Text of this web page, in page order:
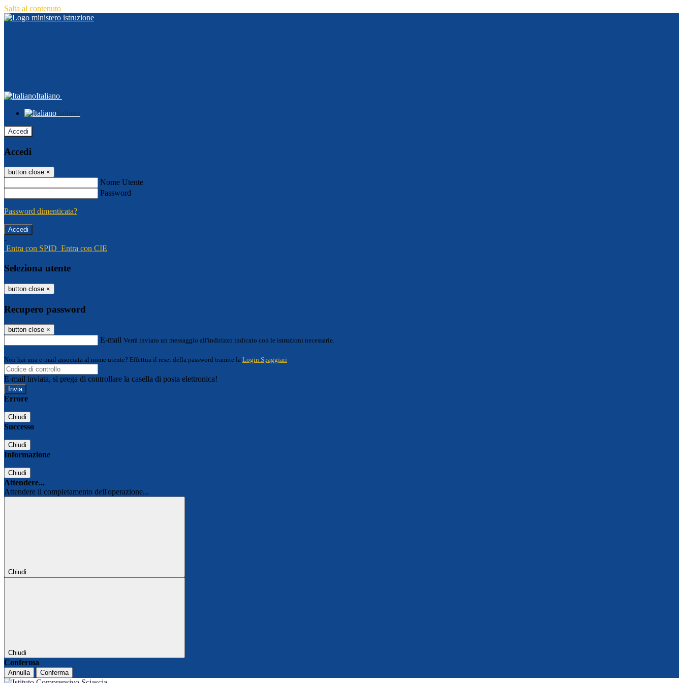
Salta al contenuto
Italiano
Italiano
Accedi
Accedi
button close ×
Nome Utente
Password
Password dimenticata?
-
Entra con SPID Entra con CIE
Seleziona utente
button close ×
Recupero password
button close ×
E-mail Verrà inviato un messaggio all'indirizzo indicato con le istruzioni necessarie.
Non hai una e-mail associata al nome utente? Effettua il reset della password tramite la Login Spaggiari
E-mail inviata, si prega di controllare la casella di posta elettronica!
Errore
Chiudi
Successo
Chiudi
Informazione
Chiudi
Attendere...
Attendere il completamento dell'operazione...
Chiudi
Chiudi
Conferma
Annulla Conferma